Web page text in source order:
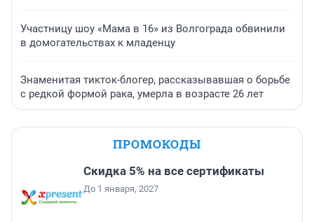
Участницу шоу «Мама в 16» из Волгограда обвинили
в домогательствах к младенцу
Знаменитая тикток-блогер, рассказывавшая о борьбе
с редкой формой рака, умерла в возрасте 26 лет
ПРОМОКОДЫ
Скидка 5% на все сертификаты
До 1 января, 2027